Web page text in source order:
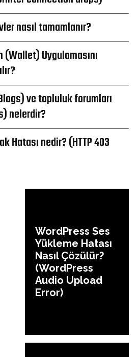
nasıl tamamlanır?
(Wallet) Uygulamasını
ve topluluk forumları
nelerdir?
Hatası nedir? (HTTP 403
WordPress Ses
Yükleme Hatası
Nasıl Çözülür?
(WordPress
Audio Upload
Error)